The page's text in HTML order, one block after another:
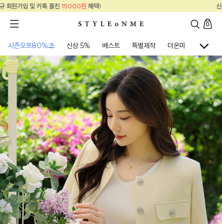
혜택!
0
시즌오프80%⛱ 신상 5% 베스트 특별제작 더온미 골프웨어